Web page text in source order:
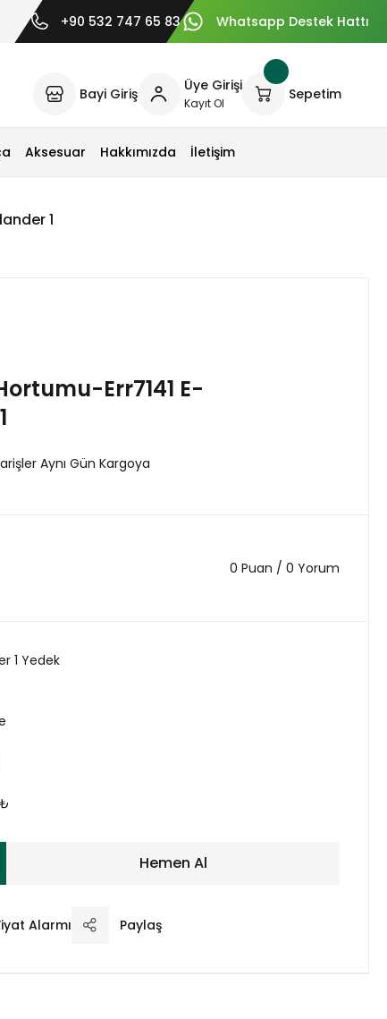
+90 532 747 65 83 Whatsapp Destek Hattı
Bayi Giriş Üye Girişi
Kayıt Ol
Sepetim
Aksesuar Hakkımızda İletişim
1
Err7141 E-
Aynı Gün Kargoya
0 Puan / 0 Yorum
1 Yedek
Hemen Al
Alarmı Paylaş